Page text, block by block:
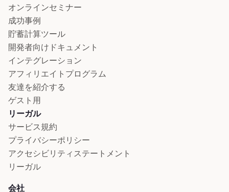
オンラインセミナー
成功事例
貯蓄計算ツール
開発者向けドキュメント
インテグレーション
アフィリエイトプログラム
友達を紹介する
ゲスト用
リーガル
サービス規約
プライバシーポリシー
アクセシビリティステートメント
リーガル
会社